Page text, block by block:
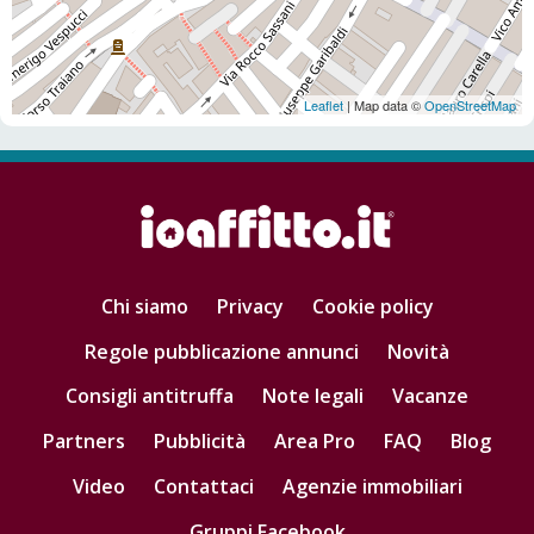
Leaflet | Map data ©OpenStreetMap
Chi siamo Privacy
Cookie policy
Regole pubblicazione annunci
Novità
Consigli antitruffa
Note legali
Vacanze
Partners
Pubblicità Area Pro FAQ
Blog
Video
Contattaci
Agenzie immobiliari